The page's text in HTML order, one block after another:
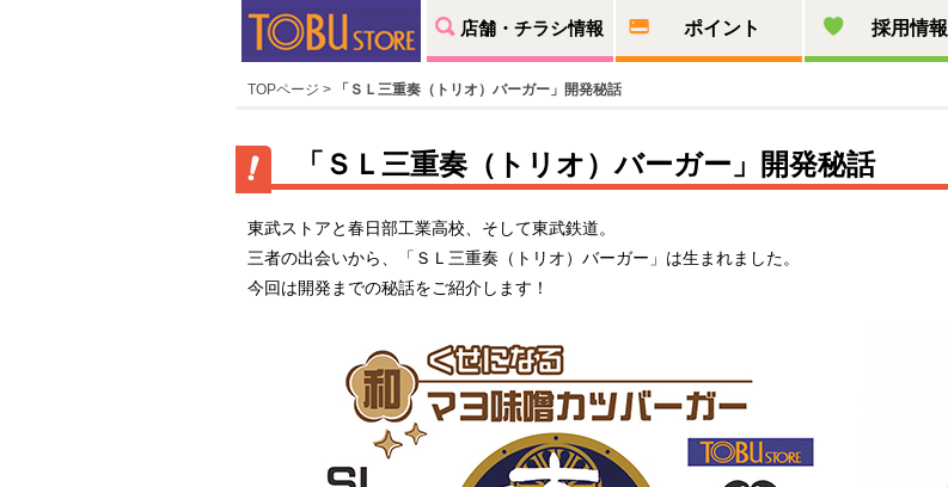
店舗・チラシ情報 ポイント 採用情報
TOPページ > 「ＳＬ三重奏（トリオ）バーガー」開発秘話
「ＳＬ三重奏（トリオ）バーガー」開発秘話
東武ストアと春日部工業高校、そして東武鉄道。
三者の出会いから、「ＳＬ三重奏（トリオ）バーガー」は生まれました。
今回は開発までの秘話をご紹介します！